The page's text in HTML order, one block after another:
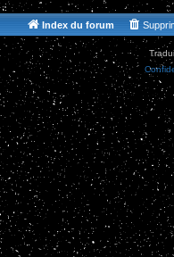
Index du forum